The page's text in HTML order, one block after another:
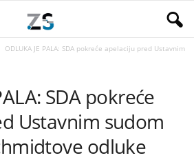
ODLUKA JE PALA: SDA pokreće apelaciju pred Ustavnim
SDA pokreće
Ustavnim sudom
odluke